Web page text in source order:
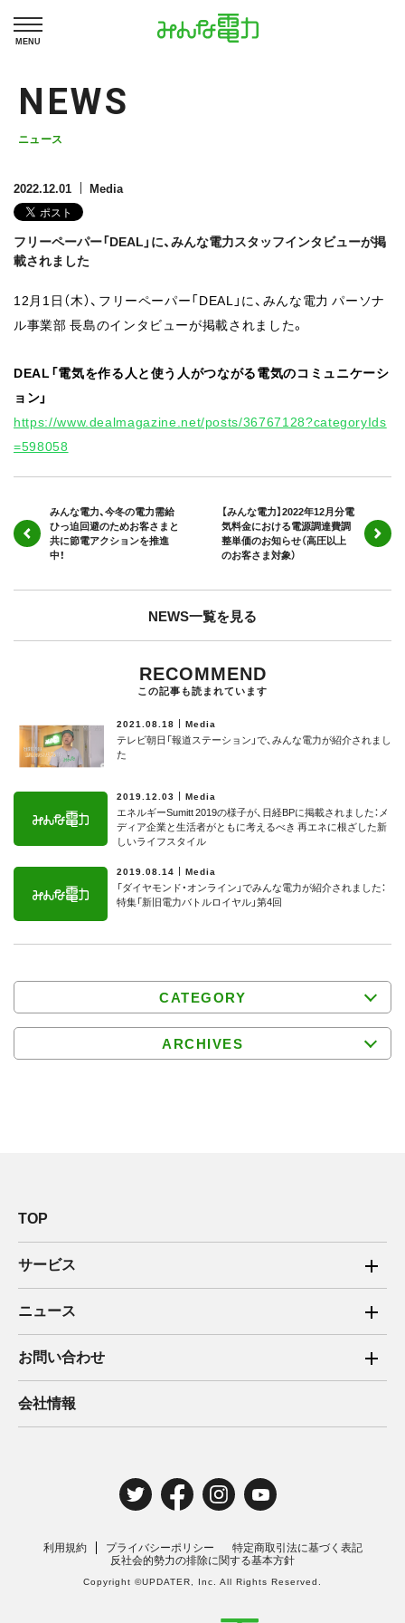
MENU
NEWS
ニュース
2022.12.01 Media
フリーペーパー「DEAL」に、みんな電力スタッフインタビューが掲
載されました
12月1日（木）、フリーペーパー「DEAL」に、みんな電力 パーソナ
ル事業部 長島のインタビューが掲載されました。
DEAL「電気を作る人と使う人がつながる電気のコミュニケーシ
ョン」
https://www.dealmagazine.net/posts/36767128?categoryIds
=598058
みんな電力、今冬の電力需給
ひっ迫回避のためお客さまと
共に節電アクションを推進
中！
【みんな電力】2022年12月分電
気料金における電源調達費調
整単価のお知らせ（高圧以上
のお客さま対象）
NEWS一覧を見る
RECOMMEND
この記事も読まれています
2021.08.18 Media
テレビ朝日「報道ステーション」で、みんな電力が紹介されまし
た
2019.12.03 Media
エネルギーSumitt 2019の様子が、日経BPに掲載されました：メ
ディア企業と生活者がともに考えるべき 再エネに根ざした新
しいライフスタイル
2019.08.14 Media
「ダイヤモンド・オンライン」でみんな電力が紹介されました：
特集「新旧電力バトルロイヤル」第4回
CATEGORY
ARCHIVES
TOP
サービス
ご家庭向け電力サービス
法人向け脱炭素サービス
住宅用太陽光売電 卒FIT
ニュース
2025年
2024年
2019年
お問い合わせ
ご家庭向け電力サービス・卒FIT電気の売電
法人向け脱炭素サービス・新電力向けサービス
電気工事のお申込み
会社情報
利用規約 プライバシーポリシー
特定商取引法に基づく表記
反社会的勢力の排除に関する基本方針
Copyright ©UPDATER, Inc. All Rights Reserved.